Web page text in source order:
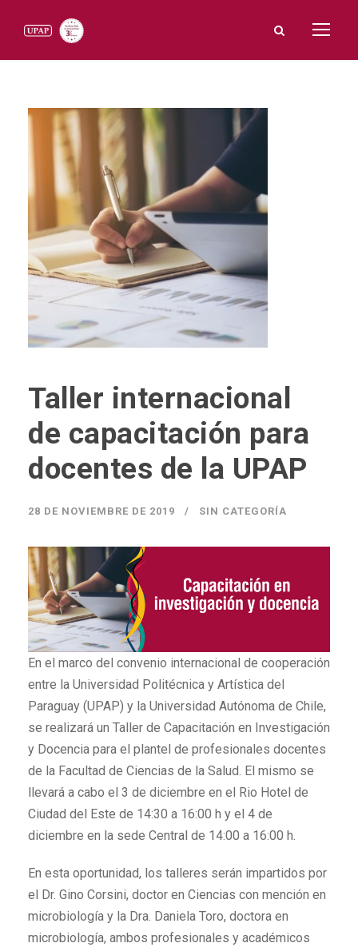
Taller internacional
de capacitación para
docentes de la UPAP
28 DE NOVIEMBRE DE 2019 SIN CATEGORÍA
En el marco del convenio internacional de cooperación
entre la Universidad Politécnica y Artística del
Paraguay (UPAP) y la Universidad Autónoma de Chile,
se realizará un Taller de Capacitación en Investigación
y Docencia para el plantel de profesionales docentes
de la Facultad de Ciencias de la Salud. El mismo se
llevará a cabo el 3 de diciembre en el Rio Hotel de
Ciudad del Este de 14:30 a 16:00 h y el 4 de
diciembre en la sede Central de 14:00 a 16:00 h.
En esta oportunidad, los talleres serán impartidos por
el Dr. Gino Corsini, doctor en Ciencias con mención en
microbiología y la Dra. Daniela Toro, doctora en
microbiología, ambos profesionales y académicos